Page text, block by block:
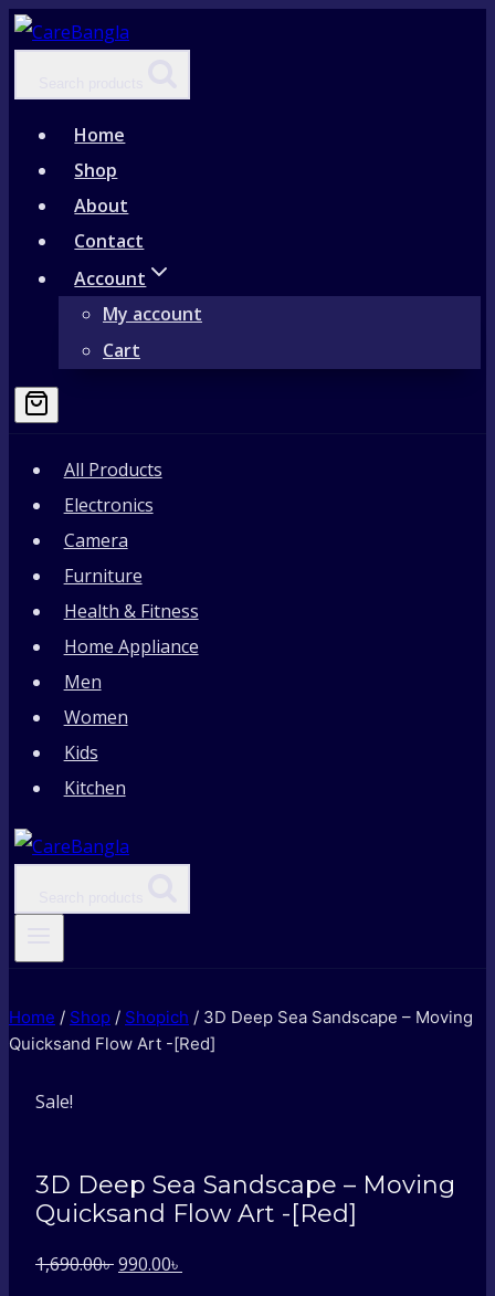
Skip
content
Home
Shop
About
Contact
Account
My account
Cart
All Products
Electronics
Camera
Furniture
Health & Fitness
Home Appliance
Men
Women
Kids
Kitchen
Home / Shop / Shopich / 3D Deep Sea Sandscape – Moving
Quicksand Flow Art -[Red]
Sale!
3D Deep Sea Sandscape – Moving
Quicksand Flow Art -[Red]
1,690.00৳Original
990.00৳